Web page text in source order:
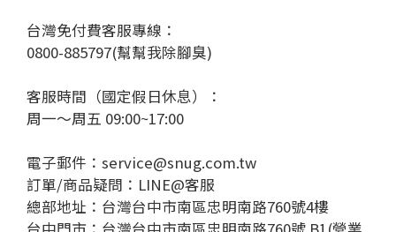
台灣免付費客服專線：
0800-885797(幫幫我除腳臭)
客服時間（國定假日休息）：
周一～周五 09:00~17:00
電子郵件：service@snug.com.tw
訂單/商品疑問： LINE@客服
總部地址：台灣台中市南區忠明南路760號4樓